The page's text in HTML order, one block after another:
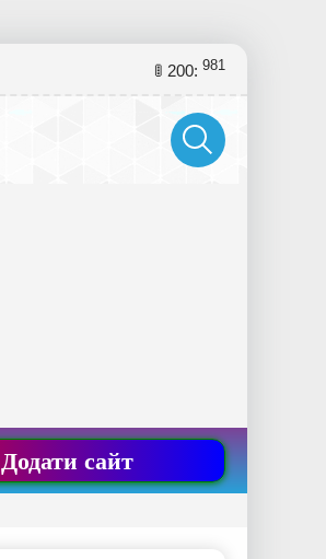
🚦 200: 981
Додати сайт